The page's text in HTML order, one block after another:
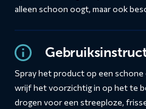
alleen schoon oogt, maar ook
Spray het product op een
wrijf het voorzichtig in op het te
drogen voor een streeploze,